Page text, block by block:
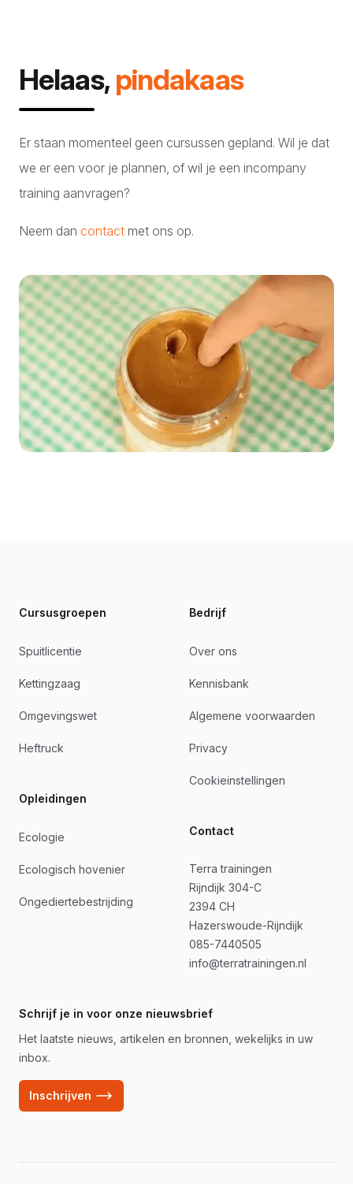
Helaas, pindakaas
Er staan momenteel geen cursussen gepland. Wil je dat
we er een voor je plannen, of wil je een incompany
training aanvragen?
Neem dan contact met ons op.
Cursusgroepen
Spuitlicentie
Kettingzaag
Omgevingswet
Heftruck
Opleidingen
Ecologie
Ecologisch hovenier
Ongediertebestrijding
Bedrijf
Over ons
Kennisbank
Algemene voorwaarden
Privacy
Cookieinstellingen
Contact
Terra trainingen
Rijndijk 304-C
2394 CH
Hazerswoude-Rijndijk
085-7440505
info@terratrainingen.nl
Schrijf je in voor onze nieuwsbrief
Het laatste nieuws, artikelen en bronnen, wekelijks in uw
inbox.
Inschrijven